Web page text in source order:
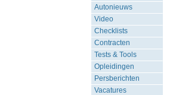
Autonieuws
Video
Checklists
Contracten
Tests & Tools
Opleidingen
Persberichten
Vacatures